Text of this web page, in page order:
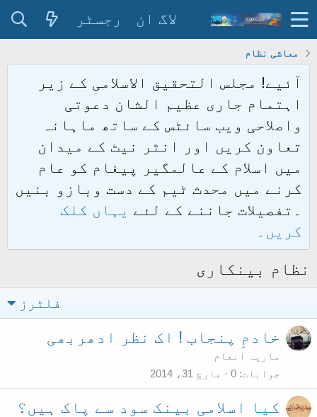
لاگ ان رجسٹر
معاشی نظام
آئیے! مجلس التحقیق الاسلامی کے زیر
اہتمام جاری عظیم الشان دعوتی
واصلاحی ویب سائٹس کے ساتھ ماہانہ
تعاون کریں اور انٹر نیٹ کے میدان
میں اسلام کے عالمگیر پیغام کو عام
کرنے میں محدث ٹیم کے دست وبازو بنیں
۔تفصیلات جاننے کے لئے یہاں کلک
کریں۔
نظام بینکاری
فلٹرز
خادمِ پنجاب ! اک نظر ادھربھی
ماریہ انعام
جوابات 0 مارچ 31، 2014
کیا اسلامی بینک سود سے پاک ہیں؟